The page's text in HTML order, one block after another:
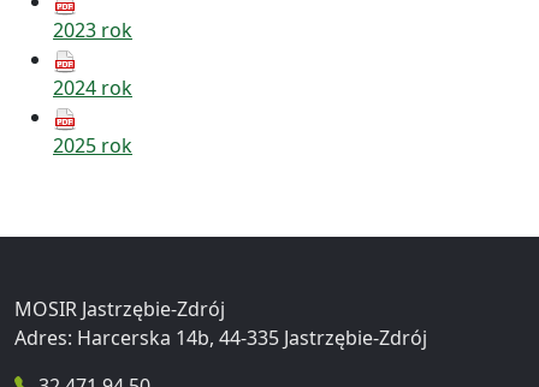
2023 rok
2024 rok
2025 rok
MOSIR Jastrzębie-Zdrój